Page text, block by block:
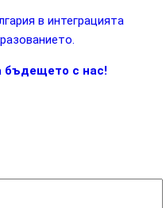
в интеграцията
бъдещето с нас!